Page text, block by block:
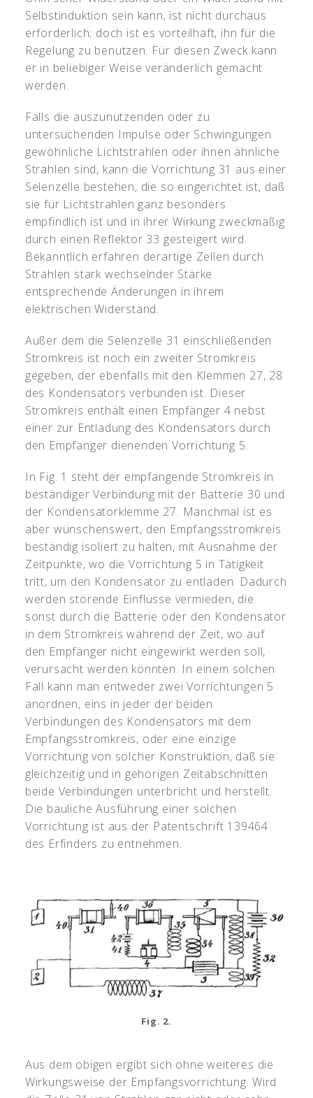
Selbstinduktion sein kann, ist nicht durchaus
erforderlich; doch ist es vorteilhaft, ihn für die
Regelung zu benutzen. Für diesen Zweck kann
er in beliebiger Weise veränderlich gemacht
werden.
Falls die auszunutzenden oder zu
untersuchenden Impulse oder Schwingungen
gewöhnliche Lichtstrahlen oder ihnen ähnliche
Strahlen sind, kann die Vorrichtung 31 aus einer
Selenzelle bestehen, die so eingerichtet ist, daß
sie für Lichtstrahlen ganz besonders
empfindlich ist und in ihrer Wirkung zweckmäßig
durch einen Reflektor 33 gesteigert wird.
Bekanntlich erfahren derartige Zellen durch
Strahlen stark wechselnder Stärke
entsprechende Änderungen in ihrem
elektrischen Widerstand.
Außer dem die Selenzelle 31 einschließenden
Stromkreis ist noch ein zweiter Stromkreis
gegeben, der ebenfalls mit den Klemmen 27, 28
des Kondensators verbunden ist. Dieser
Stromkreis enthält einen Empfänger 4 nebst
einer zur Entladung des Kondensators durch
den Empfänger dienenden Vorrichtung 5.
In Fig. 1 steht der empfangende Stromkreis in
beständiger Verbindung mit der Batterie 30 und
der Kondensatorklemme 27. Manchmal ist es
aber wünschenswert, den Empfangsstromkreis
beständig isoliert zu halten, mit Ausnahme der
Zeitpunkte, wo die Vorrichtung 5 in Tätigkeit
tritt, um den Kondensator zu entladen. Dadurch
werden störende Einflüsse vermieden, die
sonst durch die Batterie oder den Kondensator
in dem Stromkreis während der Zeit, wo auf
den Empfänger nicht eingewirkt werden soll,
verursacht werden könnten. In einem solchen
Fall kann man entweder zwei Vorrichtungen 5
anordnen, eins in jeder der beiden
Verbindungen des Kondensators mit dem
Empfangsstromkreis, oder eine einzige
Vorrichtung von solcher Konstruktion, daß sie
gleichzeitig und in gehörigen Zeitabschnitten
beide Verbindungen unterbricht und herstellt.
Die bauliche Ausführung einer solchen
Vorrichtung ist aus der Patentschrift 139464
des Erfinders zu entnehmen.
Fig. 2.
Aus dem obigen ergibt sich ohne weiteres die
Wirkungsweise der Empfangsvorrichtung. Wird